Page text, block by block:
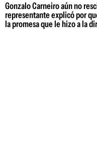
Gonzalo Carneiro aún no
representante explicó por
la promesa que le hizo a la